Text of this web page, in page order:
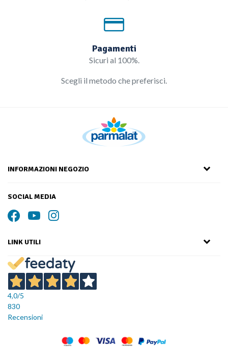
Pagamenti
Sicuri al 100%.
Scegli il metodo che preferisci.
INFORMAZIONI NEGOZIO
SOCIAL MEDIA
LINK UTILI
4,0/5
830
Recensioni